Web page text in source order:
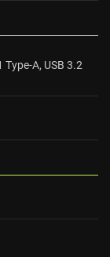
A, USB 3.2